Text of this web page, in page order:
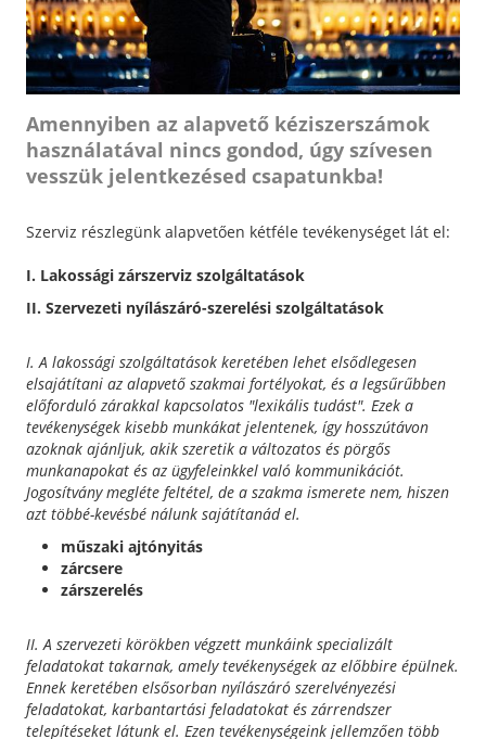
Amennyiben az alapvető kéziszerszámok
használatával nincs gondod, úgy szívesen
vesszük jelentkezésed csapatunkba!
Szerviz részlegünk alapvetően kétféle tevékenységet lát el:
I. Lakossági zárszerviz szolgáltatások
II. Szervezeti nyílászáró-szerelési szolgáltatások
I. A lakossági szolgáltatások keretében lehet elsődlegesen
elsajátítani az alapvető szakmai fortélyokat, és a legsűrűbben
előforduló zárakkal kapcsolatos "lexikális tudást". Ezek a
tevékenységek kisebb munkákat jelentenek, így hosszútávon
azoknak ajánljuk, akik szeretik a változatos és pörgős
munkanapokat és az ügyfeleinkkel való kommunikációt.
Jogosítvány megléte feltétel, de a szakma ismerete nem, hiszen
azt többé-kevésbé nálunk sajátítanád el.
műszaki ajtónyitás
zárcsere
zárszerelés
II. A szervezeti körökben végzett munkáink specializált
feladatokat takarnak, amely tevékenységek az előbbire épülnek.
Ennek keretében elsősorban nyílászáró szerelvényezési
feladatokat, karbantartási feladatokat és zárrendszer
telepítéseket látunk el. Ezen tevékenységeink jellemzően több